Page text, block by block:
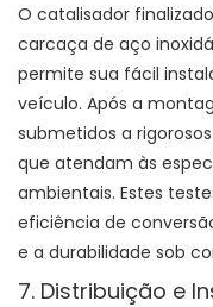
O catalisador
carcaça de aço
permite sua fácil
veículo. Após a
submetidos a
que atendam às
ambientais. Estes
eficiência de
e a durabilidade sob
7. Distribuição e